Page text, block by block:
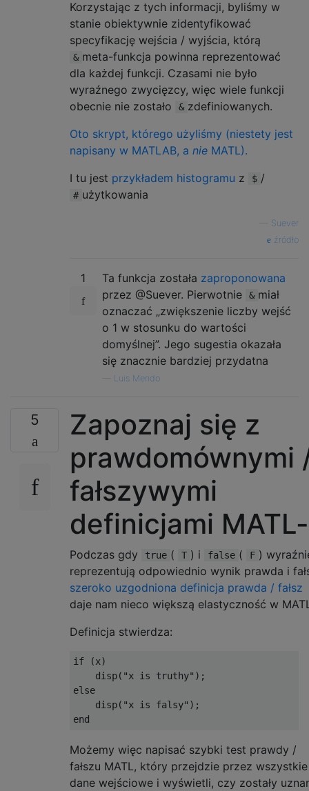
Korzystając z tych informacji, byliśmy w
stanie obiektywnie zidentyfikować
specyfikację wejścia / wyjścia, którą
& meta-funkcja powinna reprezentować
dla każdej funkcji. Czasami nie było
wyraźnego zwycięzcy, więc wiele funkcji
obecnie nie zostało
& zdefiniowanych.
Oto skrypt, którego użyliśmy (niestety jest
napisany w MATLAB, a nie MATL).
I tu jest przykładem histogramu z $ /
# użytkowania
Suever
źródło
1 Ta funkcja została zaproponowana
przez @Suever. Pierwotnie
& miał
oznaczać „zwiększenie liczby wejść
o 1 w stosunku do wartości
domyślnej”. Jego sugestia okazała
się znacznie bardziej przydatna
Luis Mendo
5
Zapoznaj się z
prawdomównymi
fałszywymi
definicjami
Podczas gdy true ( T ) i false ( F )
reprezentują odpowiednio wynik prawda i
szeroko uzgodniona definicja prawda / fałsz
daje nam nieco większą elastyczność w
Definicja stwierdza:
if (x)
    disp("x is truthy");
else
    disp("x is falsy");
Możemy więc napisać szybki test prawdy /
fałszu MATL, który przejdzie przez wszystkie
dane wejściowe i wyświetli, czy zostały